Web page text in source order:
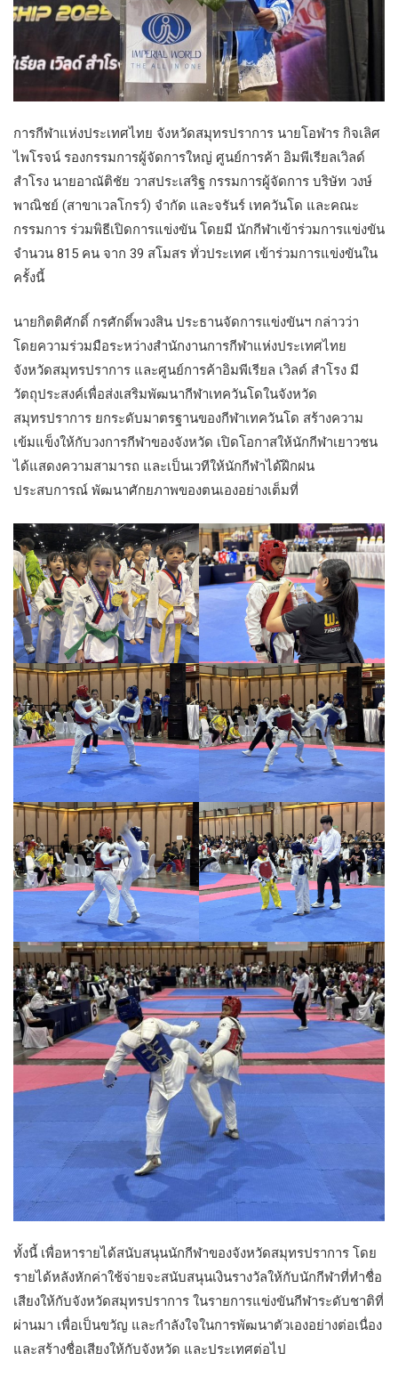
การกีฬาแห่งประเทศไทย จังหวัดสมุทรปราการ นายโอฬาร กิจเลิศ
ไพโรจน์ รองกรรมการผู้จัดการใหญ่ ศูนย์การค้า อิมพีเรียลเวิลด์
สำโรง นายอาณัติชัย วาสประเสริฐ กรรมการผู้จัดการ บริษัท วงษ์
พาณิชย์ (สาขาเวลโกรว์) จำกัด และจรันร์ เทควันโด และคณะ
กรรมการ ร่วมพิธีเปิดการแข่งขัน โดยมี นักกีฬาเข้าร่วมการแข่งขัน
จำนวน 815 คน จาก 39 สโมสร ทั่วประเทศ เข้าร่วมการแข่งขันใน
ครั้งนี้
นายกิตติศักดิ์ กรศักดิ์พวงสิน ประธานจัดการแข่งขันฯ กล่าวว่า
โดยความร่วมมือระหว่างสำนักงานการกีฬาแห่งประเทศไทย
จังหวัดสมุทรปราการ และศูนย์การค้าอิมพีเรียล เวิลด์ สำโรง มี
วัตถุประสงค์เพื่อส่งเสริมพัฒนากีฬาเทควันโดในจังหวัด
สมุทรปราการ ยกระดับมาตรฐานของกีฬาเทควันโด สร้างความ
เข้มแข็งให้กับวงการกีฬาของจังหวัด เปิดโอกาสให้นักกีฬาเยาวชน
ได้แสดงความสามารถ และเป็นเวทีให้นักกีฬาได้ฝึกฝน
ประสบการณ์ พัฒนาศักยภาพของตนเองอย่างเต็มที่
ทั้งนี้ เพื่อหารายได้สนับสนุนนักกีฬาของจังหวัดสมุทรปราการ โดย
รายได้หลังหักค่าใช้จ่ายจะสนับสนุนเงินรางวัลให้กับนักกีฬาที่ทำชื่อ
เสียงให้กับจังหวัดสมุทรปราการ ในรายการแข่งขันกีฬาระดับชาติที่
ผ่านมา เพื่อเป็นขวัญ และกำลังใจในการพัฒนาตัวเองอย่างต่อเนื่อง
และสร้างชื่อเสียงให้กับจังหวัด และประเทศต่อไป